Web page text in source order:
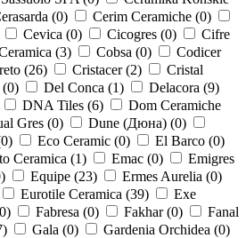
(0) Cerim Ceramiche (0)
Cevica (0) Cicogres (0)
Cifre
(3) Cobsa (0)
Codicer
(26) Cristacer (2)
Cristal
(0) Del Conca (1) Delacora (9)
DNA Tiles (6)
Dom Ceramiche
Gres (0) Dune (Дюна) (0)
0) Eco Ceramic (0) El Barco (0)
Ceramica (1) Emac (0)
Emigres
) Equipe (23) Ermes Aurelia (0)
Eurotile Ceramica (39)
Exe
0) Fabresa (0) Fakhar (0)
Fanal
) Gala (0) Gardenia Orchidea (0)